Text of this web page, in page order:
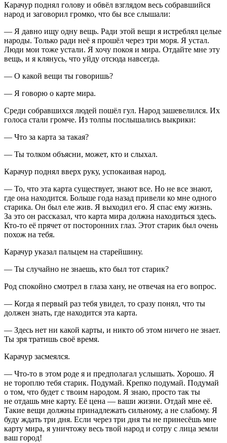
Карачур поднял голову и обвёл взглядом весь собравшийся
народ и заговорил громко, что бы все слышали:
— Я давно ищу одну вещь. Ради этой вещи я истреблял целые
народы. Только ради неё я прошёл через три моря. Я устал.
Люди мои тоже устали. Я хочу покоя и мира. Отдайте мне эту
вещь, и я клянусь, что уйду отсюда навсегда.
— О какой вещи ты говоришь?
— Я говорю о карте мира.
Среди собравшихся людей пошёл гул. Народ зашевелился. Их
голоса стали громче. Из толпы послышались выкрики:
— Что за карта за такая?
— Ты толком объясни, может, кто и слыхал.
Карачур поднял вверх руку, успокаивая народ.
— То, что эта карта существует, знают все. Но не все знают,
где она находится. Больше года назад привели ко мне одного
старика. Он был еле жив. Я выходил его. Я спас ему жизнь.
За это он рассказал, что карта мира должна находиться здесь.
Кто-то её прячет от посторонних глаз. Этот старик был очень
похож на тебя.
Карачур указал пальцем на старейшину.
— Ты случайно не знаешь, кто был тот старик?
Род спокойно смотрел в глаза хану, не отвечая на его вопрос.
— Когда я первый раз тебя увидел, то сразу понял, что ты
должен знать, где находится эта карта.
— Здесь нет ни какой карты, и никто об этом ничего не знает.
Ты зря тратишь своё время.
Карачур засмеялся.
— Что-то в этом роде я и предполагал услышать. Хорошо. Я
не тороплю тебя старик. Подумай. Крепко подумай. Подумай
о том, что будет с твоим народом. Я знаю, просто так ты
не отдашь мне карту. Её цена — ваши жизни. Отдай мне её.
Такие вещи должны принадлежать сильному, а не слабому. Я
буду ждать три дня. Если через три дня ты не принесёшь мне
карту мира, я уничтожу весь твой народ и сотру с лица земли
ваш город!